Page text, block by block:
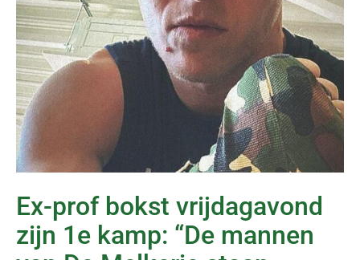
Ex-prof bokst vrijdagavond
zijn 1e kamp: “De mannen